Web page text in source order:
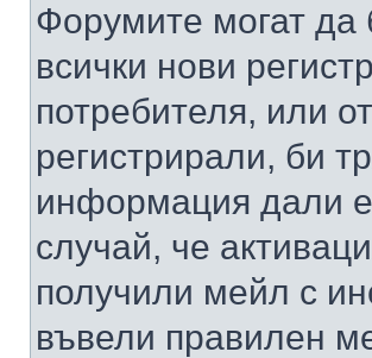
Форумите могат да
всички нови
потребителя, или
регистрирали, би
информация дали
случай, че
получили мейл с
въвели правилен